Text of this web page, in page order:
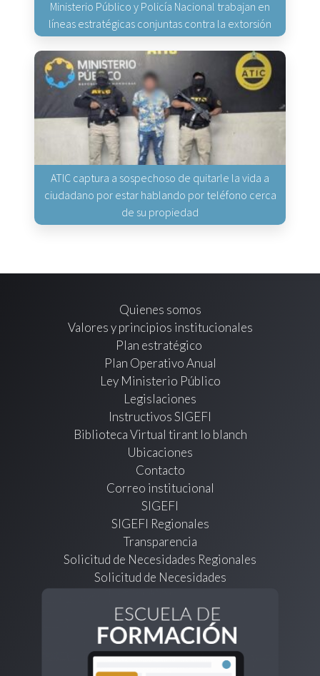
Ministerio Público y Policía Nacional trabajan en
líneas estratégicas conjuntas contra la extorsión
ATIC captura a sospechoso de quitarle la vida a
ciudadano por estar hablando por teléfono cerca
de su propiedad
Quienes somos
Valores y principios institucionales
Plan estratégico
Plan Operativo Anual
Ley Ministerio Público
Legislaciones
Instructivos SIGEFI
Biblioteca Virtual tirant lo blanch
Ubicaciones
Contacto
Correo institucional
SIGEFI
SIGEFI Regionales
Transparencia
Solicitud de Necesidades Regionales
Solicitud de Necesidades